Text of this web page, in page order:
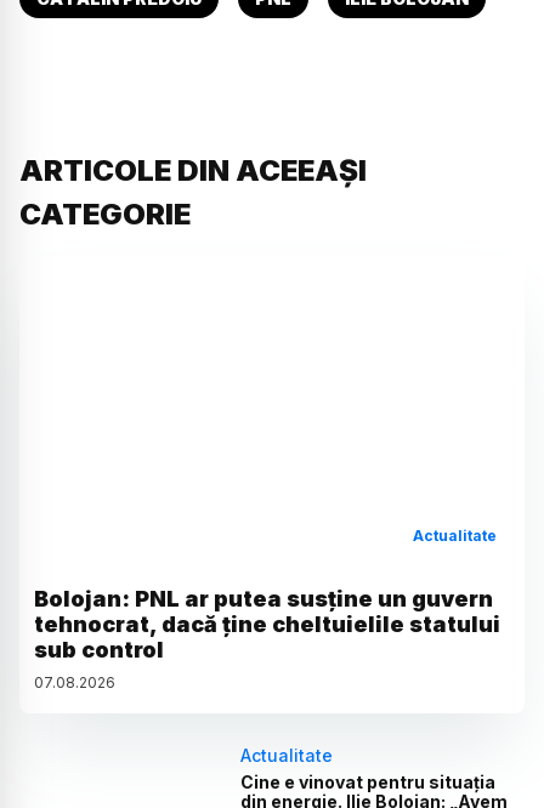
ARTICOLE DIN ACEEAȘI
CATEGORIE
Actualitate
Bolojan: PNL ar putea susține un guvern
tehnocrat, dacă ține cheltuielile statului
sub control
07.08.2026
Actualitate
Cine e vinovat pentru situația
din energie. Ilie Bolojan: „Avem